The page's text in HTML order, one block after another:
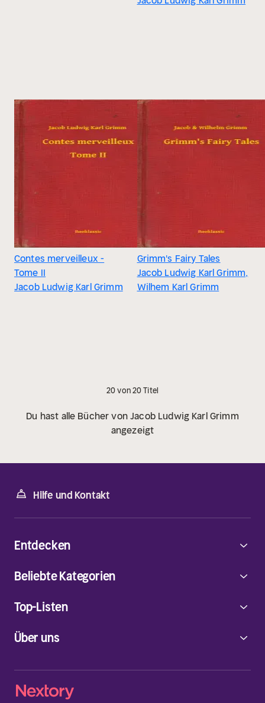
Contes merveilleux -
Tome II
Jacob Ludwig Karl Grimm
Grimm's Fairy Tales
Jacob Ludwig Karl Grimm,
Wilhem Karl Grimm
20 von 20 Titel
Du hast alle Bücher von Jacob Ludwig Karl Grimm
angezeigt
Hilfe und Kontakt
Über uns
Entdecken
Beliebte Kategorien
Top-Listen